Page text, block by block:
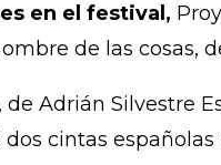
en el festival,
de las cosas,
, de Adrián Silvestre
cintas españolas